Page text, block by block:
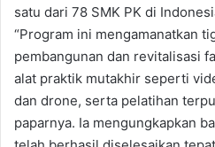
satu dari 78 SMK PK di
“Program ini mengamanatkan
pembangunan dan revitalisasi
alat praktik mutakhir seperti
dan drone, serta pelatihan
paparnya. Ia mengungkapkan